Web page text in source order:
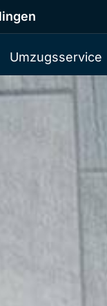
Umzugsservice